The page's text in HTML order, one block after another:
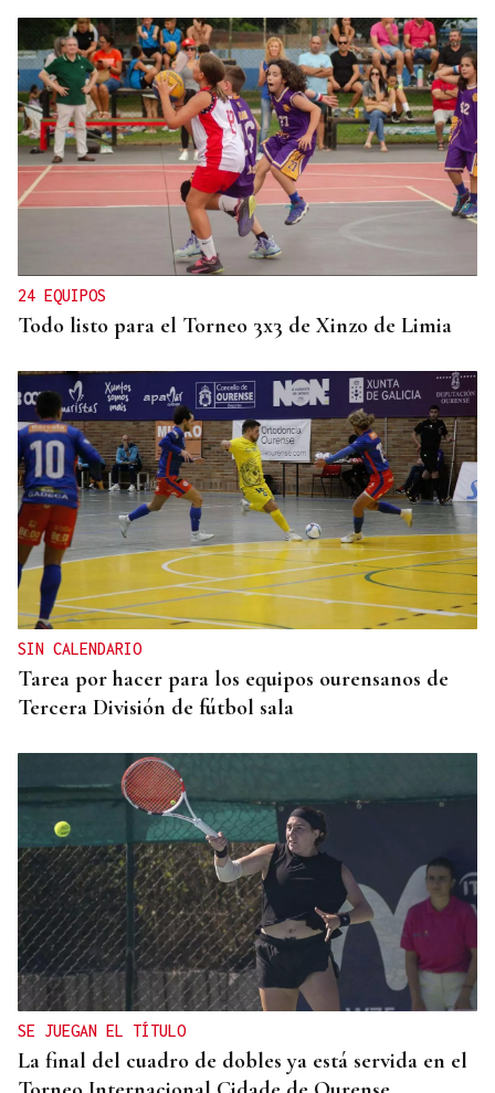
24 EQUIPOS
Todo listo para el Torneo 3x3 de Xinzo de Limia
SIN CALENDARIO
Tarea por hacer para los equipos ourensanos de
Tercera División de fútbol sala
SE JUEGAN EL TÍTULO
La final del cuadro de dobles ya está servida en el